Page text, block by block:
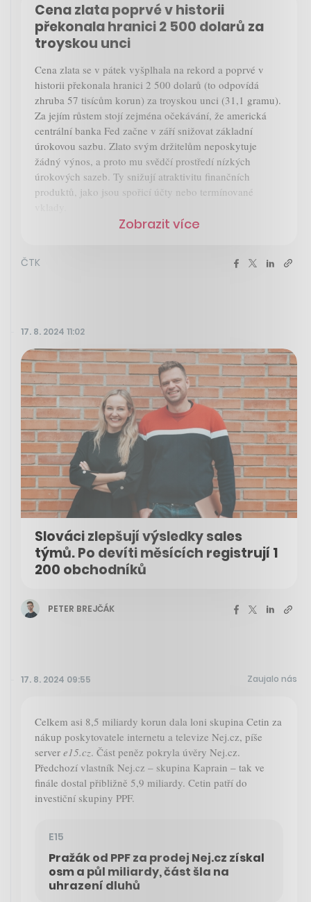
Cena zlata poprvé v historii
překonala hranici 2 500 dolarů za
troyskou unci
Cena zlata se v pátek vyšplhala na rekord a poprvé v
historii překonala hranici 2 500 dolarů (to odpovídá
zhruba 57 tisícům korun) za troyskou unci (31,1 gramu).
Za jejím růstem stojí zejména očekávání, že americká
centrální banka Fed začne v září snižovat základní
úrokovou sazbu. Zlato svým držitelům neposkytuje
žádný výnos, a proto mu svědčí prostředí nízkých
úrokových sazeb. Ty snižují atraktivitu finančních
produktů, jako jsou spořicí účty nebo termínované
Zobrazit více
ČTK
17. 8. 2024 11:02
Slováci zlepšují výsledky sales
týmů. Po devíti měsících registrují 1
200 obchodníků
PETER BREJČÁK
17. 8. 2024 09:55 Zaujalo nás
Celkem asi 8,5 miliardy korun dala loni skupina Cetin za
nákup poskytovatele internetu a televize Nej.cz, píše
server e15.cz. Část peněz pokryla úvěry Nej.cz.
Předchozí vlastník Nej.cz – skupina Kaprain – tak ve
finále dostal přibližně 5,9 miliardy. Cetin patří do
investiční skupiny PPF.
E15
Pražák od PPF za prodej Nej.cz získal
osm a půl miliardy, část šla na
uhrazení dluhů